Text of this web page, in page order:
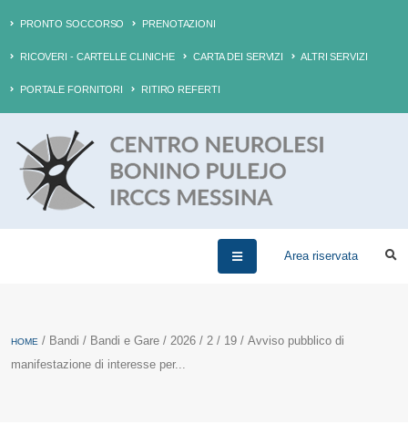
PRONTO SOCCORSO PRENOTAZIONI
RICOVERI - CARTELLE CLINICHE CARTA DEI SERVIZI ALTRI SERVIZI
PORTALE FORNITORI RITIRO REFERTI
Area riservata
HOME / Bandi / Bandi e Gare / 2026 / 2 / 19 / Avviso pubblico di
manifestazione di interesse per...